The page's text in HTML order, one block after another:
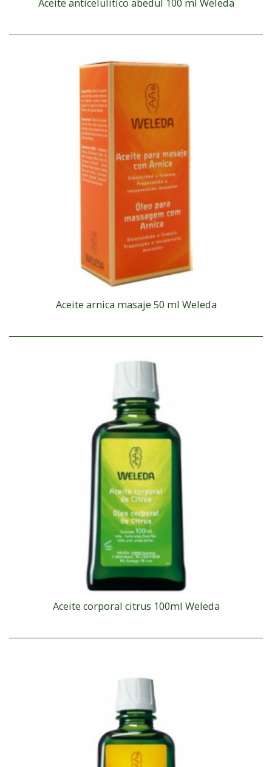
Aceite anticelulitico abedul 100 ml Weleda
Aceite arnica masaje 50 ml Weleda
Aceite corporal citrus 100ml Weleda